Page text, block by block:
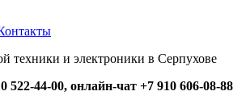
техники и электроники в Серпухове
522-44-00, онлайн-чат +7 910 606-08-88